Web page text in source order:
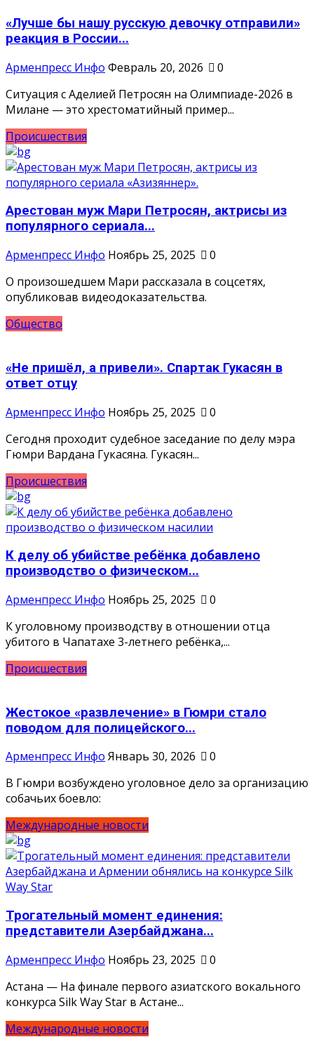
«Лучше бы нашу русскую девочку отправили»
реакция в России...
Арменпресс Инфо Февраль 20, 2026
0
Ситуация с Аделией Петросян на Олимпиаде-2026 в
Милане — это хрестоматийный пример...
Происшествия
Арестован муж Мари Петросян, актрисы из
популярного сериала...
Арменпресс Инфо Ноябрь 25, 2025
0
О произошедшем Мари рассказала в соцсетях,
опубликовав видеодоказательства.
Общество
«Не пришёл, а привели». Спартак Гукасян в
ответ отцу
Арменпресс Инфо Ноябрь 25, 2025
0
Сегодня проходит судебное заседание по делу мэра
Гюмри Вардана Гукасяна. Гукасян...
Происшествия
К делу об убийстве ребёнка добавлено
производство о физическом...
Арменпресс Инфо Ноябрь 25, 2025
0
К уголовному производству в отношении отца
убитого в Чапатахе 3-летнего ребёнка,...
Происшествия
Жестокое «развлечение» в Гюмри стало
поводом для полицейского...
Арменпресс Инфо Январь 30, 2026
0
В Гюмри возбуждено уголовное дело за организацию
собачьих боевло:
Международные новости
Трогательный момент единения:
представители Азербайджана...
Арменпресс Инфо Ноябрь 23, 2025
0
Астана — На финале первого азиатского вокального
конкурса Silk Way Star в Астане...
Международные новости